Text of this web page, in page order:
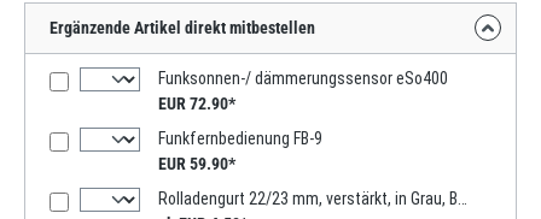
Ergänzende Artikel direkt mitbestellen
Funksonnen-/ dämmerungssensor eSo400
EUR 72.90*
Funkfernbedienung FB-9
EUR 59.90*
Rolladengurt 22/23 mm, verstärkt, in Grau, Beige, Weiß 6m, Verstärkte-Ausführung MADE IN GERMANY